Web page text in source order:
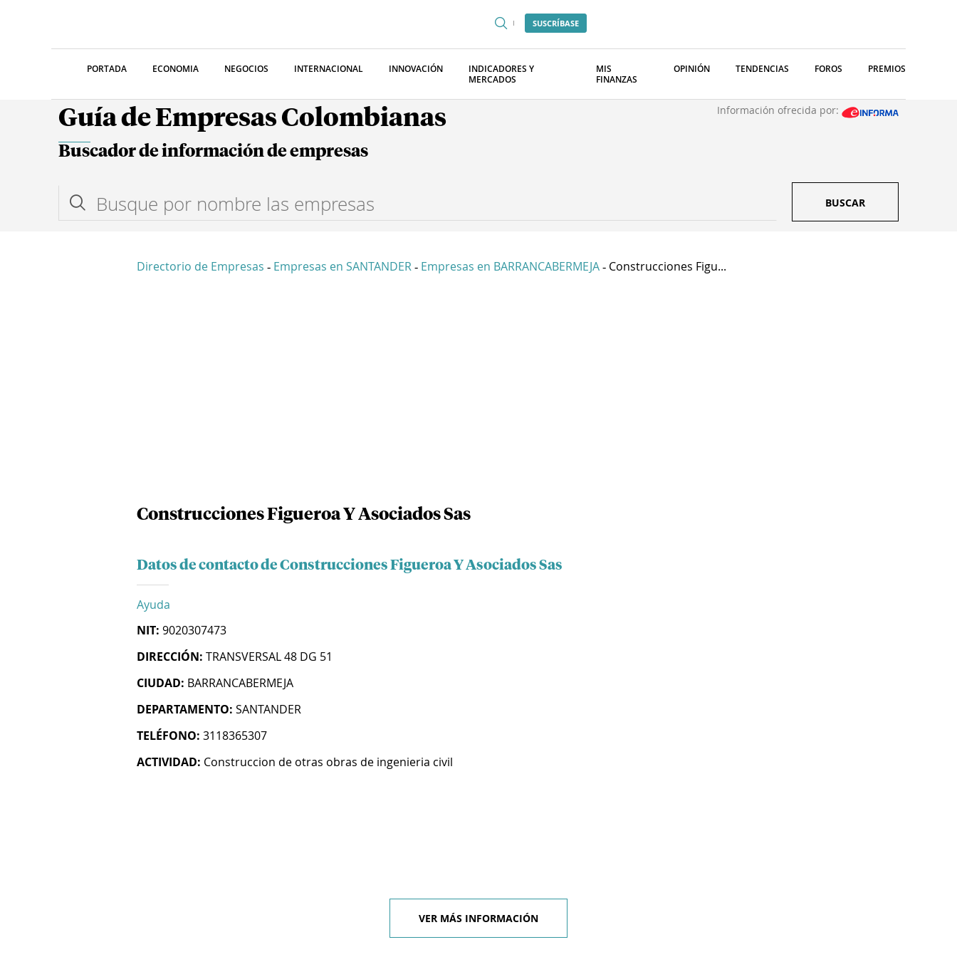
SUSCRÍBASE
PORTADA ECONOMIA NEGOCIOS INTERNACIONAL INNOVACIÓN
INDICADORES Y
MERCADOS
MIS
FINANZAS
OPINIÓN TENDENCIAS FOROS PREMIOS
Guía de Empresas Colombianas Información ofrecida por:
Buscador de información de empresas
BUSCAR
Directorio de Empresas - Empresas en SANTANDER - Empresas en BARRANCABERMEJA - Construcciones Figu...
Construcciones Figueroa Y Asociados Sas
Datos de contacto de Construcciones Figueroa Y Asociados Sas
Ayuda
NIT: 9020307473
DIRECCIÓN: TRANSVERSAL 48 DG 51
CIUDAD: BARRANCABERMEJA
DEPARTAMENTO: SANTANDER
TELÉFONO: 3118365307
ACTIVIDAD: Construccion de otras obras de ingenieria civil
VER MÁS INFORMACIÓN